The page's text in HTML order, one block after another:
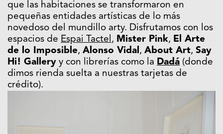
que las habitaciones se transformaron en
pequeñas entidades artísticas de lo más
novedoso del mundillo arty. Disfrutamos con los
espacios de Espai Tactel, Mister Pink, El Arte
de lo Imposible, Alonso Vidal, About Art, Say
Hi! Gallery y con librerías como la Dadá (donde
dimos rienda suelta a nuestras tarjetas de
crédito).